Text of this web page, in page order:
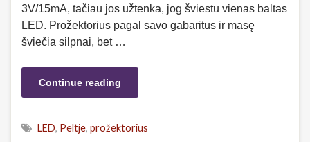
3V/15mA, tačiau jos užtenka, jog šviestu vienas baltas
LED. Prožektorius pagal savo gabaritus ir masę
šviečia silpnai, bet …
Continue reading
LED, Peltje, prožektorius